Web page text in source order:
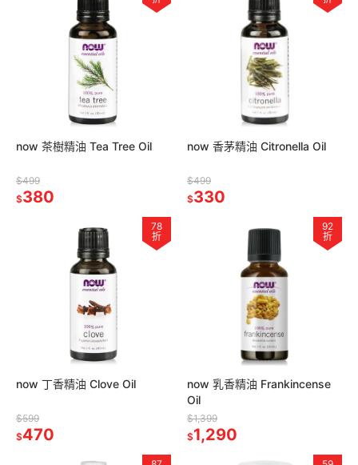
now 茶樹精油 Tea Tree Oil
$499
$380
now 香茅精油 Citronella Oil
$499
$330
78
折
now 丁香精油 Clove Oil
$599
$470
92
折
now 乳香精油 Frankincense
Oil
$1,399
$1,290